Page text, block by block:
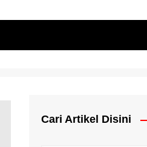
Cari Artikel Disini